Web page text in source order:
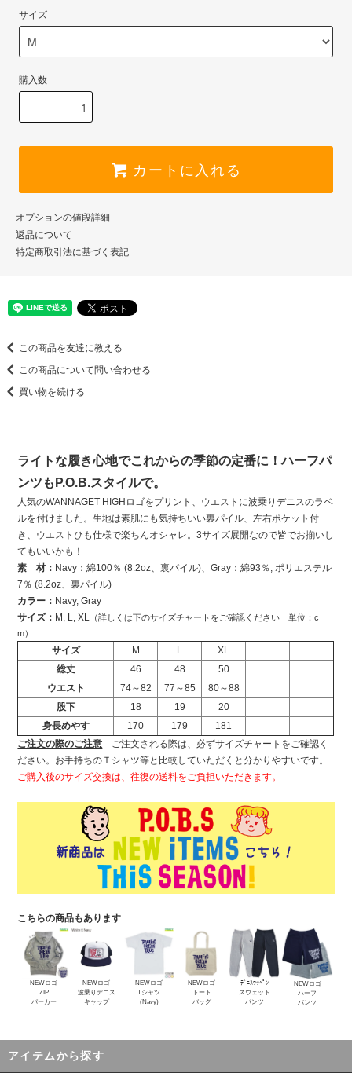
サイズ
購入数
カートに入れる
オプションの値段詳細
返品について
特定商取引法に基づく表記
この商品を友達に教える
この商品について問い合わせる
買い物を続ける
ライトな履き心地でこれからの季節の定番に！ハーフパ
ンツもP.O.B.スタイルで。
人気のWANNAGET HIGHロゴをプリント、ウエストに波乗りデニスのラベ
ルを付けました。生地は素肌にも気持ちいい裏パイル、左右ポケット付
き、ウエストひも仕様で楽ちんオシャレ。3サイズ展開なので皆でお揃いし
てもいいかも！
素 材： Navy：綿100％ (8.2oz、裏パイル)、Gray：綿93％, ポリエステル
7％ (8.2oz、裏パイル)
カラー： Navy, Gray
サイズ： M, L, XL （詳しくは下のサイズチャートをご確認ください 単位：c
m）
サイズ M L
XL
総丈
46 48
50
ウエスト
74～82 77～85
80～88
股下
18 19
20
身長めやす
170 179
181
ご注文の際のご注意 ご注文される際は、必ずサイズチャートをご確認く
ださい。お手持ちのＴシャツ等と比較していただくと分かりやすいです。
ご購入後のサイズ交換は、往復の送料をご負担いただきます。
こちらの商品もあります
NEWロゴ
ZIP
パーカー
NEWロゴ
波乗りデニス
キャップ
NEWロゴ
Tシャツ
(Navy)
NEWロゴ
トート
バッグ
ﾃﾞﾆｽﾜｯﾍﾟﾝ
スウェット
パンツ
NEWロゴ
ハーフ
パンツ
アイテムから探す